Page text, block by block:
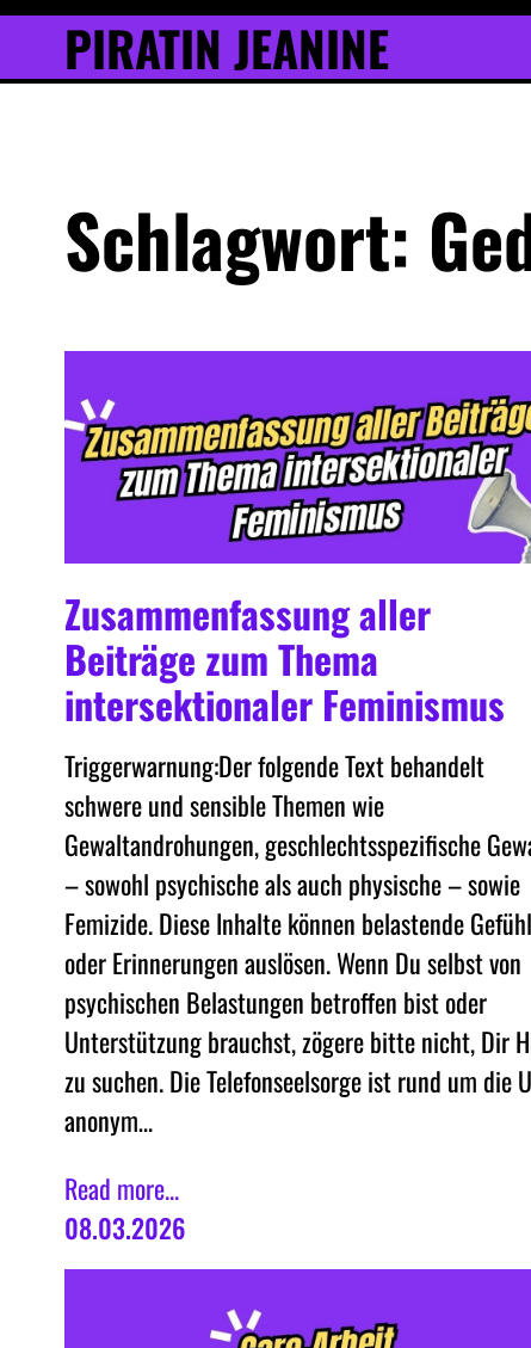
springen
Skip
content
PIRATIN JEANINE
Schlagwort:
Zusammenfassung aller
Beiträge zum Thema
intersektionaler Feminismus
Triggerwarnung:Der folgende Text behandelt
schwere und sensible Themen wie
Gewaltandrohungen, geschlechtsspezifische
– sowohl psychische als auch physische – sowie
Femizide. Diese Inhalte können belastende
oder Erinnerungen auslösen. Wenn Du selbst von
psychischen Belastungen betroffen bist oder
Unterstützung brauchst, zögere bitte nicht, Dir
zu suchen. Die Telefonseelsorge ist rund um die
anonym…
Read more...
08.03.2026